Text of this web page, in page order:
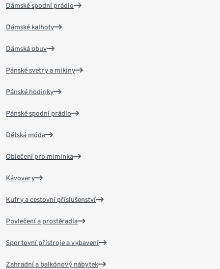
Dámské spodní prádlo
Dámské kalhoty
Dámská obuv
Pánské svetry a mikiny
Pánské hodinky
Pánské spodní prádlo
Dětská móda
Oblečení pro miminka
Kávovary
Kufry a cestovní příslušenství
Povlečení a prostěradla
Sportovní přístroje a vybavení
Zahradní a balkónový nábytek